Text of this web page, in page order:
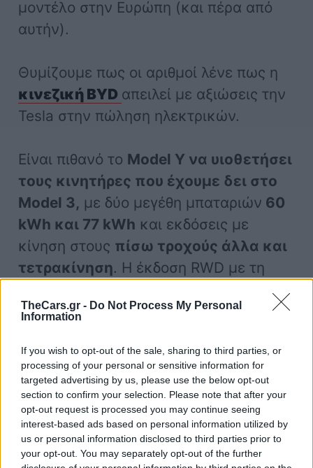
TheCars.gr - Do Not Process My Personal
Information
If you wish to opt-out of the sale, sharing to third parties, or
processing of your personal or sensitive information for
targeted advertising by us, please use the below opt-out
section to confirm your selection. Please note that after your
opt-out request is processed you may continue seeing
interest-based ads based on personal information utilized by
us or personal information disclosed to third parties prior to
your opt-out. You may separately opt-out of the further
μοντέλο στην Ευρώπη (και πέρα από
αυτήν).
Θυμίζουμε πως οι αριθμοί λένε πως η
κινεζική BYD απειλεί με αξιώσεις την
Tesla στην πώληση ηλεκτρικών.
Είναι πιθανό το Model Y να υιοθετήσει
τους κινητήρες που έχουμε δει στο
Model 3, με δύο μεγέθη μπαταριών 60
kWh και 77 kWh και εκδόσεις με
κίνηση στους πίσω τροχούς άλλα και
τετρακίνηση. Η έκδοση RWD με τη
μεγαλύτερη μπαταρία αναμένεται να
διατηρήσει την κατάσταση Long Range,
Αναμένουμε το ντεμπούτο της έκδοσης
Performance των 460 ίππων λίγους
μήνες μετά το ντεμπούτο του
κανονικού Model Y, όπως έγινε και με
το Model 3.